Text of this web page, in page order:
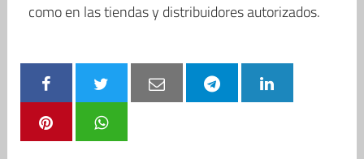
como en las tiendas y distribuidores autorizados.